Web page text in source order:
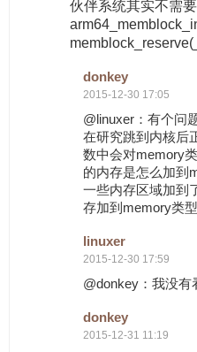
伙伴系统其实不需
donkey
2015-12-30 17:05
@linuxer：有个问
在研究跳到内核后
数中会对memory
的内存是怎么加到
一些内存区域加到
存加到memory类
linuxer
2015-12-30 17:59
@donkey：我没
donkey
2015-12-31 11:19